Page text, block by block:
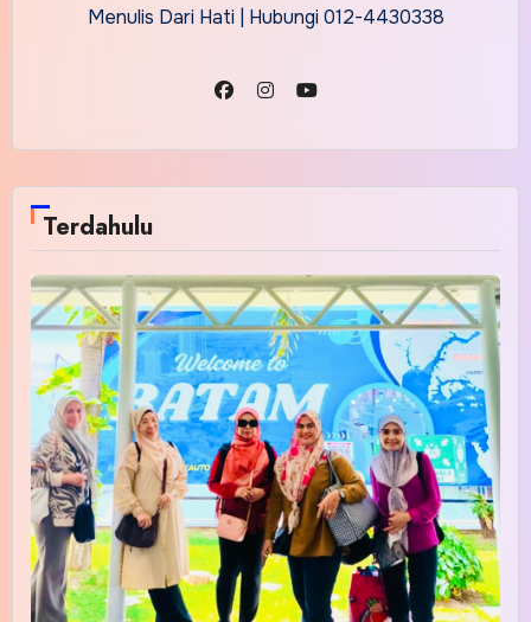
Menulis Dari Hati | Hubungi 012-4430338
Terdahulu